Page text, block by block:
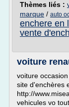
Thèmes liés :
marque / auto
enchere en
vente
voiture
voiture
site d'enchères
http://
vehicules vo